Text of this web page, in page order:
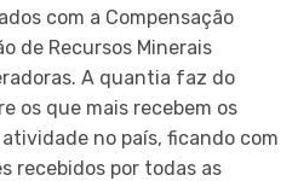
com a Compensação
de Recursos Minerais
A quantia faz do
os que mais recebem os
no país, ficando com
recebidos por todas as